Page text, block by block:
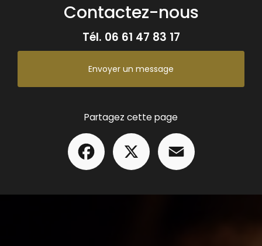
Contactez-nous
Tél. 06 61 47 83 17
Envoyer un message
Partagez cette page
Facebook